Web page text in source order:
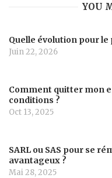
YOU
Quelle évolution pour
Juin 22, 2026
Comment quitter mon
conditions ?
Oct 13, 2025
SARL ou SAS pour se
avantageux ?
Mai 28, 2025